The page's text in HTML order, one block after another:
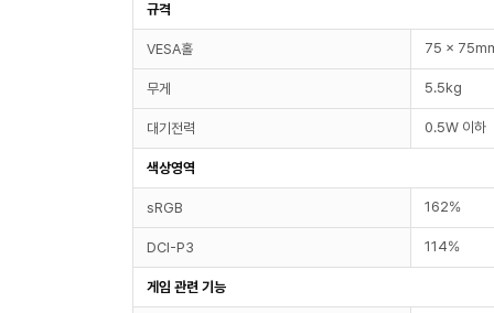
규격
VESA홀 75 x
무게 5.5kg
대기전력 0.5W 이하
색상영역
sRGB 162%
DCI-P3 114%
게임 관련 기능